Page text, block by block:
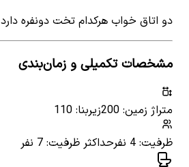
دو اتاق خواب هرکدام تخت دونفره دارد
مشخصات تکمیلی و زمان‌بندی
متراژ زمین: 200
زیربنا: 110
ظرفیت: 4 نفر
حداکثر ظرفیت: 7 نفر